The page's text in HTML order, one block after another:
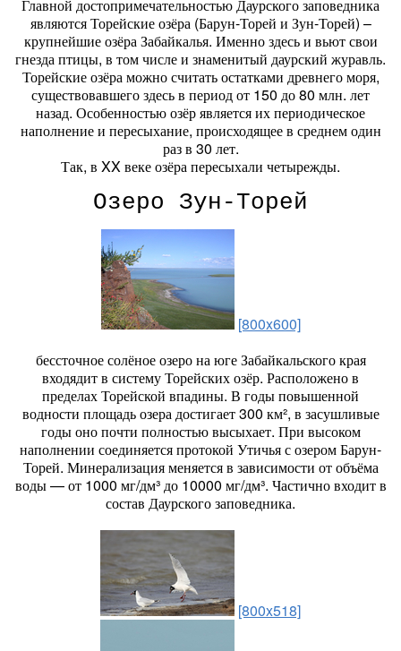
Главной достопримечательностью Даурского заповедника
являются Торейские озёра (Барун-Торей и Зун-Торей) –
крупнейшие озёра Забайкалья. Именно здесь и вьют свои
гнезда птицы, в том числе и знаменитый даурский журавль.
Торейские озёра можно считать остатками древнего моря,
существовавшего здесь в период от 150 до 80 млн. лет
назад. Особенностью озёр является их периодическое
наполнение и пересыхание, происходящее в среднем один
раз в 30 лет.
Так, в XX веке озёра пересыхали четырежды.
Озеро Зун-Торей
[800x600]
бессточное солёное озеро на юге Забайкальского края
входядит в систему Торейских озёр. Расположено в
пределах Торейской впадины. В годы повышенной
водности площадь озера достигает 300 км², в засушливые
годы оно почти полностью высыхает. При высоком
наполнении соединяется протокой Утичья с озером Барун-
Торей. Минерализация меняется в зависимости от объёма
воды — от 1000 мг/дм³ до 10000 мг/дм³. Частично входит в
состав Даурского заповедника.
[800x518]